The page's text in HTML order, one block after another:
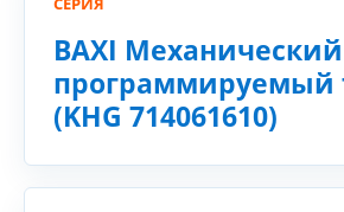
BAXI Механический
программируемый
(KHG 714061610)